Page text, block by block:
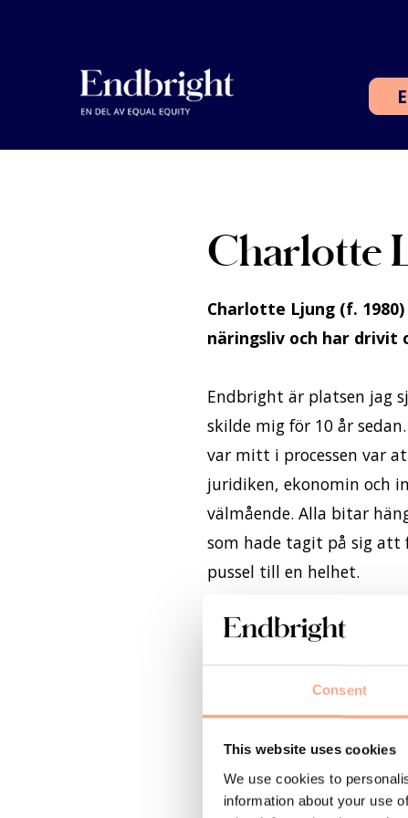
Consent
This website uses cookies
We use cookies to
information about your use
Charlotte
Charlotte Ljung (f.
näringsliv och har
Endbright är platsen jag
skilde mig för 10 år
var mitt i processen var
juridiken, ekonomin och
välmående. Alla bitar
som hade tagit på sig
pussel till en helhet.
När jag skilde mig var
konstruera pusslet och
bitarna, så skulle jag
skapa en vettig bild av
och för min omgivning.
Vad jag dessutom insåg